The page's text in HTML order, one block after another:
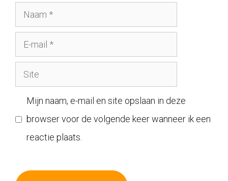
Naam
mail
Site
Mijn naam, e-mail en site opslaan in deze
browser voor de volgende keer wanneer ik een
reactie plaats.